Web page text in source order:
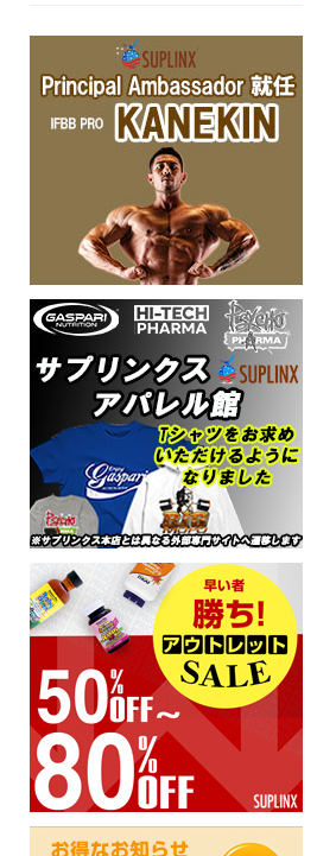
【プレゼント対象】【定期
購入あり】スペクトロ マン
120粒（90種類以上の成分
が凝縮 男性用マルチビタミ
ン＆ミネラル） Spectro
Man 120粒 Solaray ソラレ
ー
4,880円
レバー ロンガ― 84粒 Liver
Longer EVOGEN（エボジ
ェン/エヴォジェン）
next